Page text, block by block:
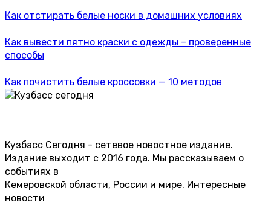
Как отстирать белые носки в домашних условиях
Как вывести пятно краски с одежды – проверенные
способы
Как почистить белые кроссовки — 10 методов
Кузбасс Сегодня - сетевое новостное издание.
Издание выходит с 2016 года. Мы рассказываем о
событиях в
Кемеровской области, России и мире. Интересные
новости